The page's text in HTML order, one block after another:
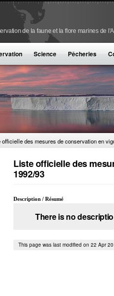
de la faune et la flore marines de
Science Pêcheries
officielle des mesures de conservation en
Liste officielle des
1992/93
Description / Résumé
There is no
This page was last modified on 22 Apr